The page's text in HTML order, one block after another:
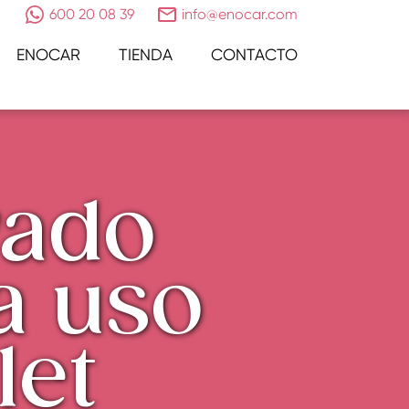
ENOCAR TIENDA CONTACTO
600 20 08 39 info@enocar.com
uso